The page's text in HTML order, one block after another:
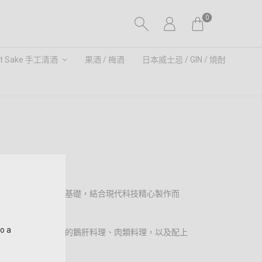
0
Sake 手工清酒 果酒 / 梅酒 日本威士忌 / GIN / 燒酎
代的釀造技術為基礎，結合現代科技精心製作而
別推薦搭配濃郁的鵝肝料理、肉類料理，以及配上
a